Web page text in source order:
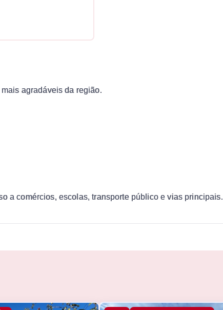
agradáveis da região.
a comércios, escolas, transporte público e vias principais.